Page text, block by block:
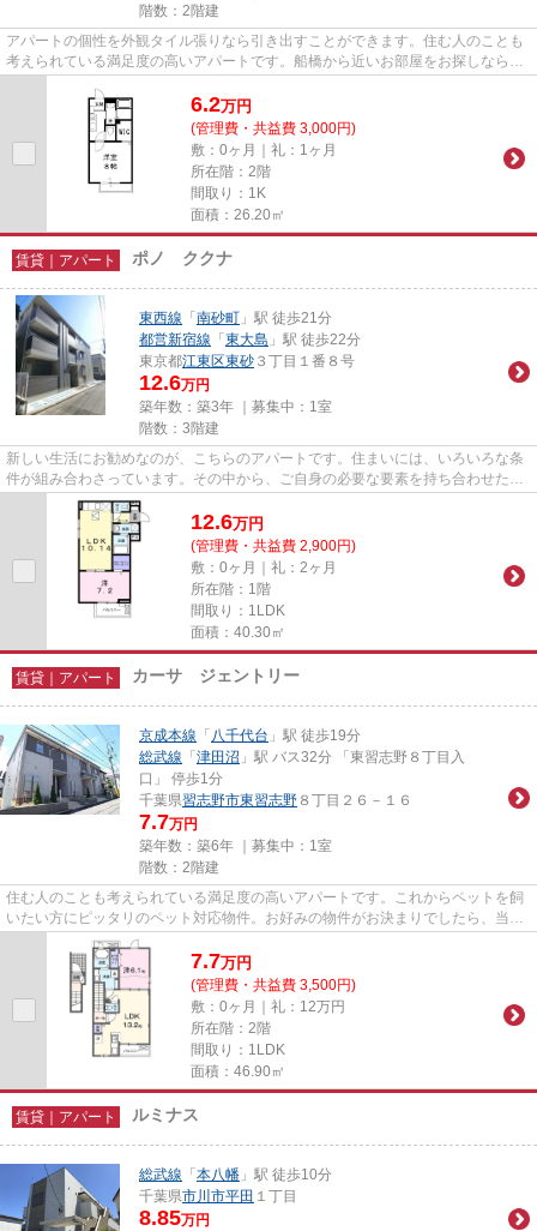
階数：2階建
アパートの個性を外観タイル張りなら引き出すことができます。住む人のことも
考えられている満足度の高いアパートです。船橋から近いお部屋をお探しなら、
6.2万円
(管理費・共益費 3,000円)
敷：0ヶ月｜礼：1ヶ月
所在階：2階
間取り：1K
面積：26.20㎡
賃貸｜アパート ポノ ククナ
東西線 「 南砂町 」駅 徒歩21分
都営新宿線 「 東大島 」駅 徒歩22分
東京都江東区東砂 ３丁目１番８号
12.6万円
築年数：築3年 ｜募集中： 1室
階数：3階建
新しい生活にお勧めなのが、こちらのアパートです。住まいには、いろいろな条
件が組み合わさっています。その中から、ご自身の必要な要素を持ち合わせた物
件を選びましょう。そんな物...
12.6万円
(管理費・共益費 2,900円)
敷：0ヶ月｜礼：2ヶ月
所在階：1階
間取り：1LDK
面積：40.30㎡
賃貸｜アパート カーサ ジェントリー
京成本線 「 八千代台 」駅 徒歩19分
総武線 「 津田沼 」駅 バス32分 「東習志野８丁目入
口」 停歩1分
千葉県習志野市東習志野 ８丁目２６－１６
7.7万円
築年数：築6年 ｜募集中： 1室
階数：2階建
住む人のことも考えられている満足度の高いアパートです。これからペットを飼
いたい方にピッタリのペット対応物件。お好みの物件がお決まりでしたら、当社
まで内見のご予約をご連絡下...
7.7万円
(管理費・共益費 3,500円)
敷：0ヶ月｜礼：12万円
所在階：2階
間取り：1LDK
面積：46.90㎡
賃貸｜アパート ルミナス
総武線 「 本八幡 」駅 徒歩10分
千葉県市川市平田 １丁目
8.85万円